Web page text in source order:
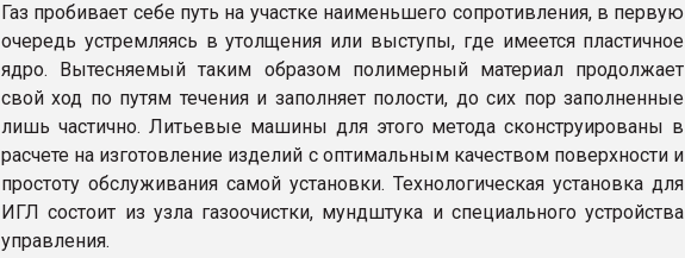
Газ пробивает себе путь на участке наименьшего сопротивления, в первую
очередь устремляясь в утолщения или выступы, где имеется пластичное
ядро. Вытесняемый таким образом полимерный материал продолжает
свой ход по путям течения и заполняет полости, до сих пор заполненные
лишь частично. Литьевые машины для этого метода сконструированы в
расчете на изготовление изделий с оптимальным качеством поверхности и
простоту обслуживания самой установки. Технологическая установка для
ИГЛ состоит из узла газоочистки, мундштука и специального устройства
управления.